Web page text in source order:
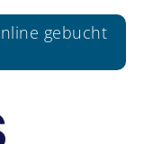
gebucht